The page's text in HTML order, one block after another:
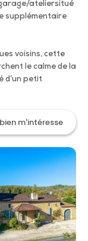
ateliersitué
supplémentaire
voisins, cette
le calme de la
d’un petit
m'intéresse